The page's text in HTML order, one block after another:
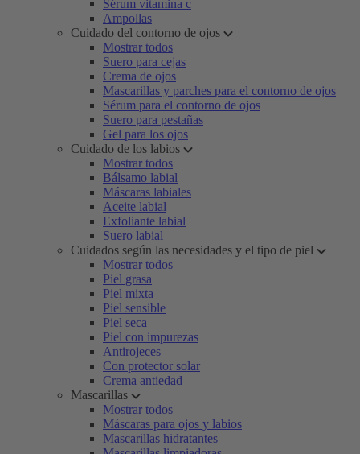
Sérum vitamina c
Ampollas
Cuidado del contorno de ojos
Mostrar todos
Suero para cejas
Crema de ojos
Mascarillas y parches para el contorno de ojos
Sérum para el contorno de ojos
Suero para pestañas
Gel para los ojos
Cuidado de los labios
Mostrar todos
Bálsamo labial
Máscaras labiales
Aceite labial
Exfoliante labial
Suero labial
Cuidados según las necesidades y el tipo de piel
Mostrar todos
Piel grasa
Piel mixta
Piel sensible
Piel seca
Piel con impurezas
Antirojeces
Con protector solar
Crema antiedad
Mascarillas
Mostrar todos
Máscaras para ojos y labios
Mascarillas hidratantes